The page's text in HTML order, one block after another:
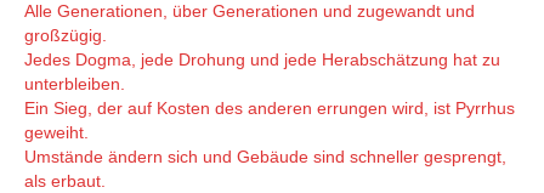
Alle Generationen, über Generationen und zugewandt und
großzügig.
Jedes Dogma, jede Drohung und jede Herabschätzung hat zu
unterbleiben.
Ein Sieg, der auf Kosten des anderen errungen wird, ist Pyrrhus
geweiht.
Umstände ändern sich und Gebäude sind schneller gesprengt,
als erbaut.